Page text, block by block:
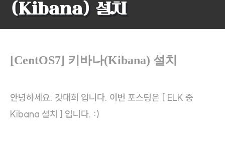
(Kibana) 설치
[CentOS7] 키바나(Kibana) 설치
안녕하세요. 갓대희 입니다. 이번 포스팅은 [ ELK 중
Kibana 설치 ] 입니다. :)